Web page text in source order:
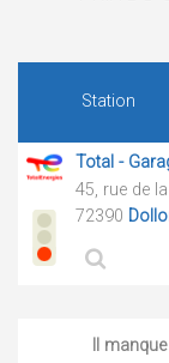
Station
Total -
45, rue de
72390
Il